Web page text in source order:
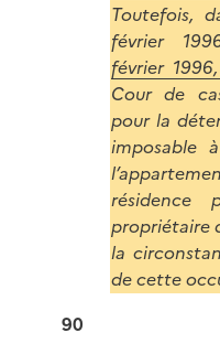
Toutefois,
février
février
Cour de
pour la
imposable
résidence
propriétaire
la
de cette
90